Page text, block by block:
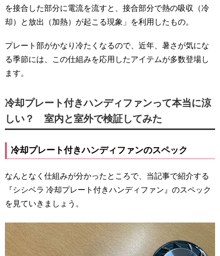
を接合した部分に電流を流すと、接合部分で熱の吸収（冷
却）と放出（加熱）が起こる現象」を利用したもの。
プレート部がかなり冷たくなるので、近年、暑さが気にな
る季節には、この仕組みを応用したアイテムが多数登場し
ます。
冷却プレート付きハンディファンって本当に涼
しい？ 室内と室外で検証してみた
冷却プレート付きハンディファンのスペック
なんとなく仕組みが分かったところで、当記事で紹介する
『シシベラ 冷却プレート付きハンディファン』のスペック
を見ていきましょう。